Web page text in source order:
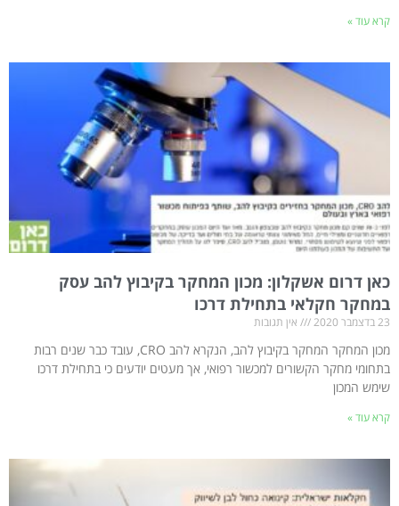
קרא עוד »
כאן דרום אשקלון: מכון המחקר בקיבוץ להב עסק
במחקר חקלאי בתחילת דרכו
23 בדצמבר 2020 אין תגובות
מכון המחקר המחקר בקיבוץ להב, הנקרא להב CRO, עובד כבר שנים רבות
בתחומי מחקר הקשורים למכשור רפואי, אך מעטים יודעים כי בתחילת דרכו
שימש המכון
קרא עוד »